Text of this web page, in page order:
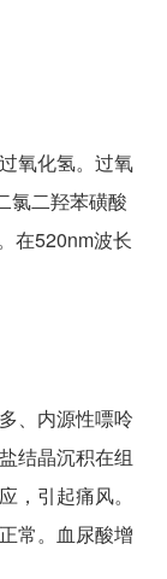
氧化氢。过氧
氯二羟苯磺酸
在520nm波长
、内源性嘌呤
结晶沉积在组
，引起痛风。
常。血尿酸增